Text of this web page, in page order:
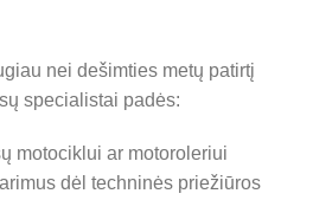
nei dešimties metų patirtį
specialistai padės:
motociklui ar motoroleriui
dėl techninės priežiūros